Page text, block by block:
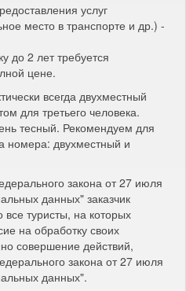
услуг
место в транспорте и др.) -
до 2 лет требуется
цене.
всегда двухместный
для третьего человека.
тесный. Рекомендуем для
номера: двухместный и
закона от 27 июля
данных" заказчик
все туристы, на которых
на обработку своих
совершение действий,
закона от 27 июля
данных".